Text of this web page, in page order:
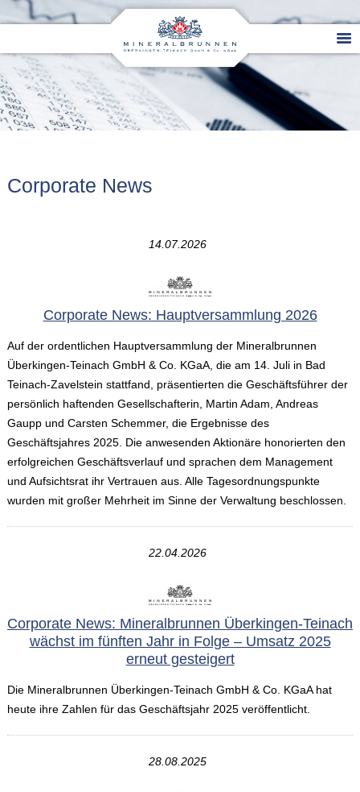
Corporate News
14.07.2026
Corporate News: Hauptversammlung 2026
Auf der ordentlichen Hauptversammlung der Mineralbrunnen
Überkingen-Teinach GmbH & Co. KGaA, die am 14. Juli in Bad
Teinach-Zavelstein stattfand, präsentierten die Geschäftsführer der
persönlich haftenden Gesellschafterin, Martin Adam, Andreas
Gaupp und Carsten Schemmer, die Ergebnisse des
Geschäftsjahres 2025. Die anwesenden Aktionäre honorierten den
erfolgreichen Geschäftsverlauf und sprachen dem Management
und Aufsichtsrat ihr Vertrauen aus. Alle Tagesordnungspunkte
wurden mit großer Mehrheit im Sinne der Verwaltung beschlossen.
22.04.2026
Corporate News: Mineralbrunnen Überkingen-Teinach
wächst im fünften Jahr in Folge – Umsatz 2025
erneut gesteigert
Die Mineralbrunnen Überkingen-Teinach GmbH & Co. KGaA hat
heute ihre Zahlen für das Geschäftsjahr 2025 veröffentlicht.
28.08.2025